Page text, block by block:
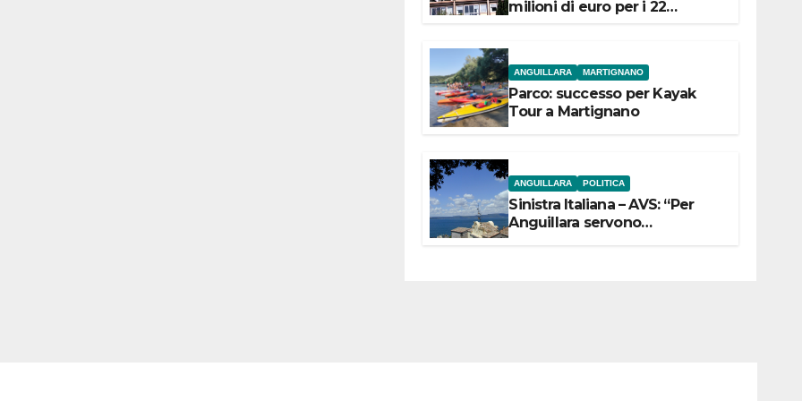
milioni di euro per i 22
ANGUILLARA MARTIGNANO
Parco: successo per Kayak
Tour a Martignano
ANGUILLARA POLITICA
Sinistra Italiana – AVS: “Per
Anguillara servono